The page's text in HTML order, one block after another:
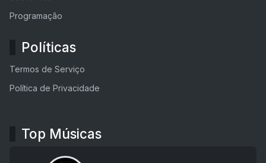
Programação
Políticas
Termos de Serviço
Política de Privacidade
Top Músicas